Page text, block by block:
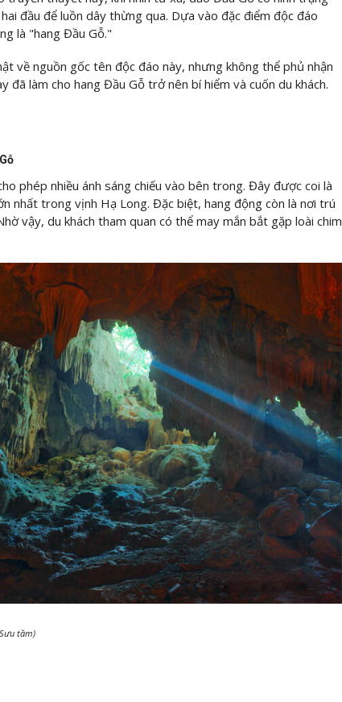
đầu để luồn dây thừng qua. Dựa vào đặc điểm độc đáo
là "hang Đầu Gỗ."
về nguồn gốc tên độc đáo này, nhưng không thể phủ nhận
đã làm cho hang Đầu Gỗ trở nên bí hiểm và cuốn du khách.
phép nhiều ánh sáng chiếu vào bên trong. Đây được coi là
nhất trong vịnh Hạ Long. Đặc biệt, hang động còn là nơi trú
vậy, du khách tham quan có thể may mắn bắt gặp loài chim
tầm)